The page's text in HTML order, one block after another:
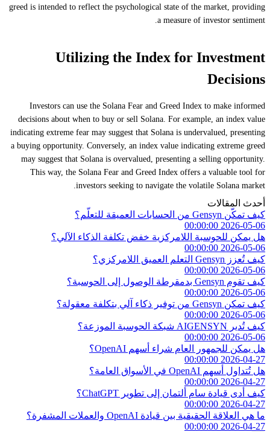
greed is intended to reflect the psychological state of the market, providing
a measure of investor sentiment.
Utilizing the Index for Investment
Decisions
Investors can use the Solana Fear and Greed Index to make informed
decisions about when to buy or sell Solana. For example, an index value
indicating extreme fear may suggest that Solana is undervalued, presenting
a buying opportunity. Conversely, an index value indicating extreme greed
may suggest that Solana is overvalued, presenting a selling opportunity.
This way, the Solana Fear and Greed Index offers a valuable tool for
investors seeking to navigate the volatile Solana market.
أحدث المقالات
كيف تمكّن Gensyn من الحسابات العميقة للتعلّم؟
2026-05-06 00:00:00
هل يمكن للحوسبة اللامركزية خفض تكلفة الذكاء الآلي؟
2026-05-06 00:00:00
كيف تُعزز Gensyn التعلم العميق اللامركزي؟
2026-05-06 00:00:00
كيف تقوم Gensyn بدمقرطة الوصول إلى الحوسبة؟
2026-05-06 00:00:00
كيف تمكن Gensyn من توفير ذكاء آلي بتكلفة معقولة؟
2026-05-06 00:00:00
كيف تُدير AIGENSYN شبكة الحوسبة الموزعة؟
2026-05-06 00:00:00
هل يمكن للجمهور العام شراء أسهم OpenAI؟
2026-04-27 00:00:00
هل تُتداول أسهم OpenAI في الأسواق العامة؟
2026-04-27 00:00:00
كيف أدى قيادة سام ألتمان إلى تطوير ChatGPT؟
2026-04-27 00:00:00
ما هي العلاقة الحقيقية بين قيادة OpenAI والعملات المشفرة؟
2026-04-27 00:00:00